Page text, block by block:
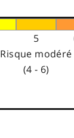
5
Risque modéré
(4 - 6)